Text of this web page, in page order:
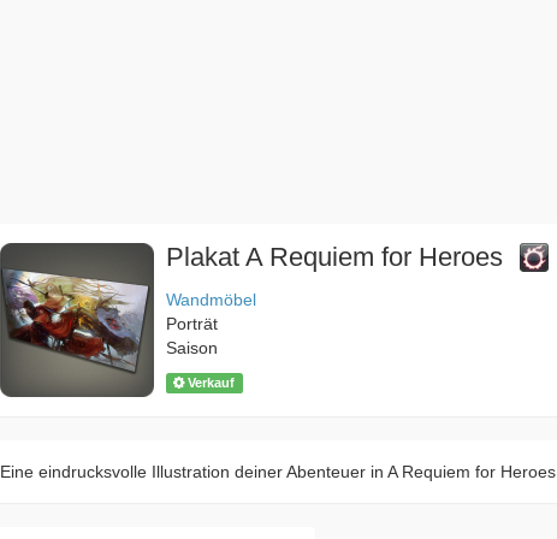
Plakat A Requiem for Heroes
Wandmöbel
Porträt
Saison
Verkauf
Eine eindrucksvolle Illustration deiner Abenteuer in A Requiem for Heroes